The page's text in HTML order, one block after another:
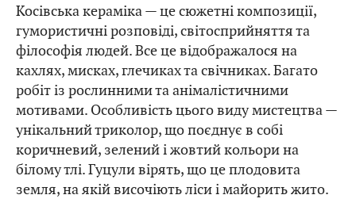
Косівська кераміка — це сюжетні композиції,
гумористичні розповіді, світосприйняття та
філософія людей. Все це відображалося на
кахлях, мисках, глечиках та свічниках. Багато
робіт із рослинними та анімалістичними
мотивами. Особливість цього виду мистецтва —
унікальний триколор, що поєднує в собі
коричневий, зелений і жовтий кольори на
білому тлі. Гуцули вірять, що це плодовита
земля, на якій височіють ліси і майорить жито.